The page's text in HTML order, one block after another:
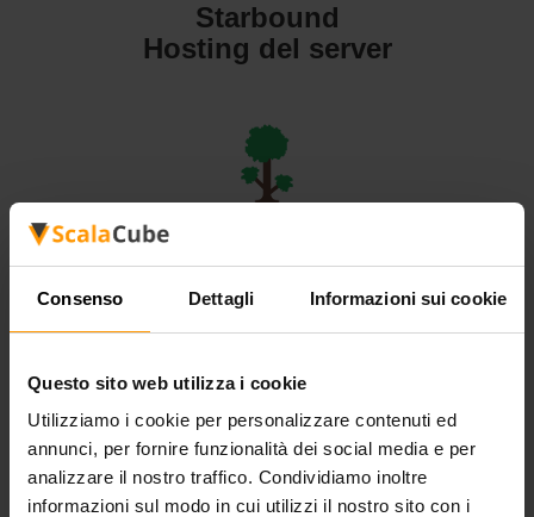
Consenso Dettagli Informazioni sui cookie
Questo sito web utilizza i cookie
Utilizziamo i cookie per personalizzare contenuti ed
annunci, per fornire funzionalità dei social media e per
analizzare il nostro traffico. Condividiamo inoltre
informazioni sul modo in cui utilizzi il nostro sito con i
Starbound
Hosting del server
Hosting del server
Valheim
Hosting del server